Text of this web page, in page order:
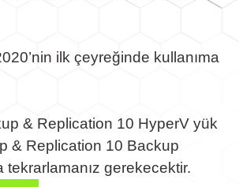
ilk çeyreğinde kullanıma
& Replication 10 HyperV yük
& Replication 10 Backup
gerekecektir.